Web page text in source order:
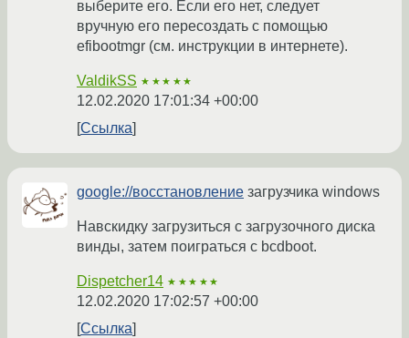
выберите его. Если его нет, следует
вручную его пересоздать с помощью
efibootmgr (см. инструкции в интернете).
ValdikSS ★★★★★
12.02.2020 17:01:34 +00:00
Ссылка
google://восстановление загрузчика windows
Навскидку загрузиться с загрузочного диска
винды, затем поиграться c bcdboot.
Dispetcher14 ★★★★★
12.02.2020 17:02:57 +00:00
Ссылка